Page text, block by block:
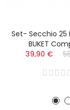
Set- Secchio 25
BUKET
39,90 €